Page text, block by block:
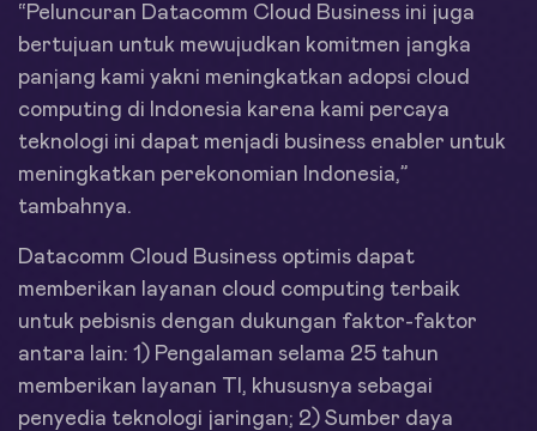
“Peluncuran Datacomm Cloud Business ini juga
bertujuan untuk mewujudkan komitmen jangka
panjang kami yakni meningkatkan adopsi cloud
computing di Indonesia karena kami percaya
teknologi ini dapat menjadi business enabler untuk
meningkatkan perekonomian Indonesia,”
tambahnya.
Datacomm Cloud Business optimis dapat
memberikan layanan cloud computing terbaik
untuk pebisnis dengan dukungan faktor-faktor
antara lain: 1) Pengalaman selama 25 tahun
memberikan layanan TI, khususnya sebagai
penyedia teknologi jaringan; 2) Sumber daya